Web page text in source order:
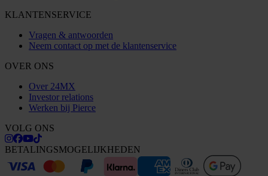
KLANTENSERVICE
Vragen & antwoorden
Neem contact op met de klantenservice
OVER ONS
Over 24MX
Investor relations
Werken bij Pierce
VOLG ONS
BETALINGSMOGELIJKHEDEN